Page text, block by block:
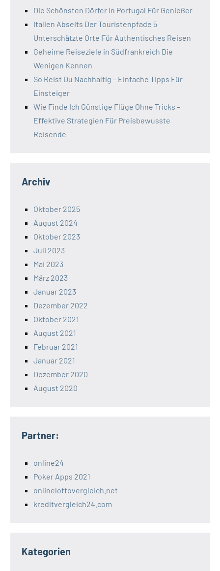
Die Schönsten Dörfer In Portugal Für Genießer
Italien Abseits Der Touristenpfade 5
Unterschätzte Orte Für Authentisches Reisen
Geheime Reiseziele in Südfrankreich Die
Wenigen Kennen
So Reist Du Nachhaltig – Einfache Tipps Für
Einsteiger
Wie Finde Ich Günstige Flüge Ohne Tricks –
Effektive Strategien Für Preisbewusste
Reisende
Archiv
Oktober 2025
August 2024
Oktober 2023
Juli 2023
Mai 2023
März 2023
Januar 2023
Dezember 2022
Oktober 2021
August 2021
Februar 2021
Januar 2021
Dezember 2020
August 2020
Partner:
online24
Poker Apps 2021
onlinelottovergleich.net
kreditvergleich24.com
Kategorien